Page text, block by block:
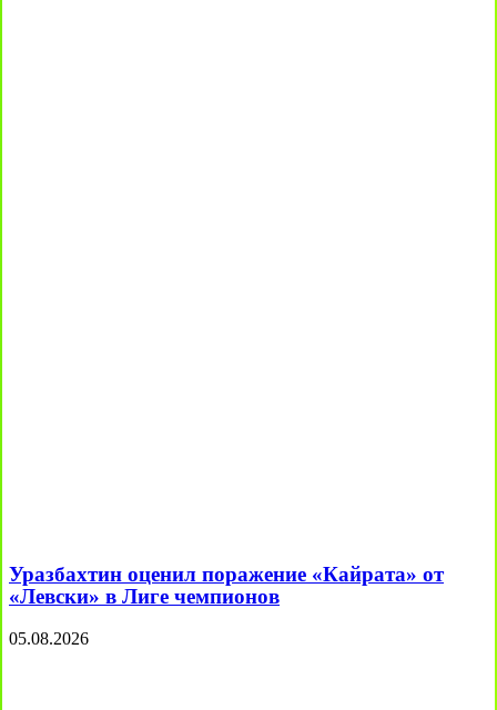
Уразбахтин оценил поражение «Кайрата» от
«Левски» в Лиге чемпионов
05.08.2026